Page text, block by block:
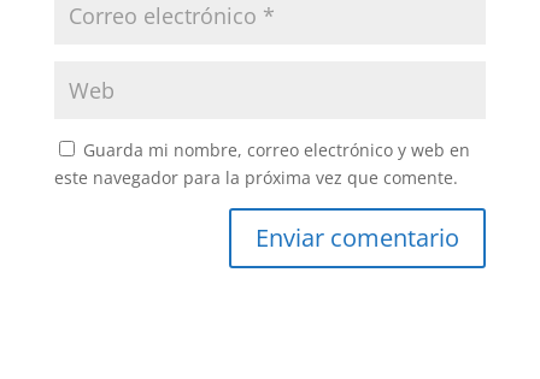
Guarda mi nombre, correo electrónico y web en
este navegador para la próxima vez que comente.